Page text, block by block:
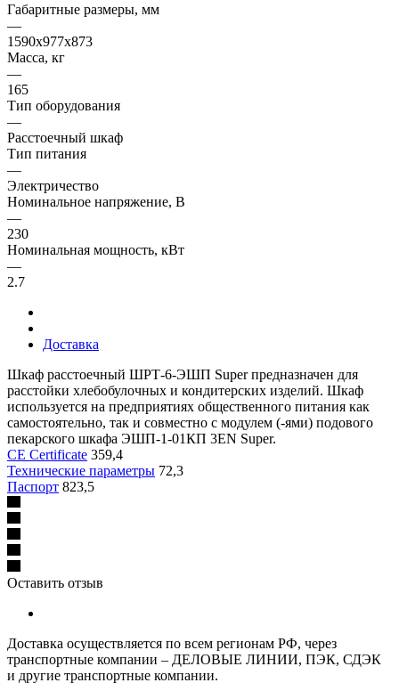
Габаритные размеры, мм
—
1590х977х873
Масса, кг
—
165
Тип оборудования
—
Расстоечный шкаф
Тип питания
—
Электричество
Номинальное напряжение, В
—
230
Номинальная мощность, кВт
—
2.7
Доставка
Шкаф расстоечный ШРТ-6-ЭШП Super предназначен для
расстойки хлебобулочных и кондитерских изделий. Шкаф
используется на предприятиях общественного питания как
самостоятельно, так и совместно с модулем (-ями) подового
пекарского шкафа ЭШП-1-01КП 3EN Super.
CE Certificate 359,4
Технические параметры 72,3
Паспорт 823,5
Оставить отзыв
Доставка осуществляется по всем регионам РФ, через
транспортные компании – ДЕЛОВЫЕ ЛИНИИ, ПЭК, СДЭК
и другие транспортные компании.